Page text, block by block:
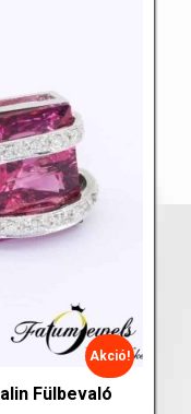
Fülbevaló
Akció!